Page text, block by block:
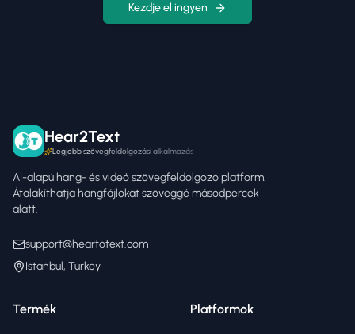
Kezdje el ingyen
Hear2Text
Legjobb szövegfeldolgozási alkalmazás
AI-alapú hang- és videó szövegfeldolgozó platform.
Átalakíthatja hangfájlokat szöveggé másodpercek
alatt.
support@heartotext.com
Istanbul, Turkey
Termék Platformok